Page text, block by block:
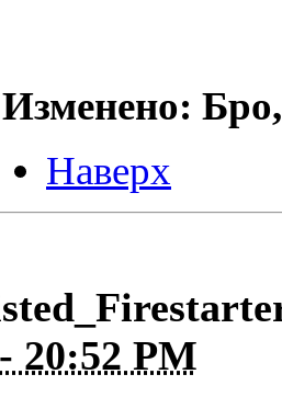
Изменено:
Наверх
20:52 PM